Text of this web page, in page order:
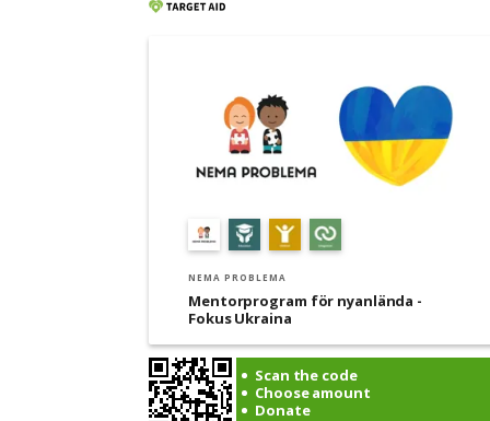
NEMA PROBLEMA
Mentorprogram för nyanlända -
Fokus Ukraina
Scan the code
Choose amount
Donate